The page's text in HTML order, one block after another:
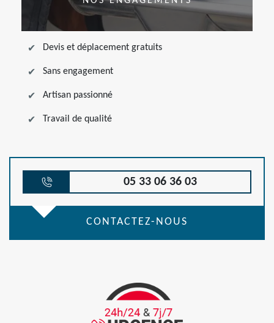
Devis et déplacement gratuits
Sans engagement
Artisan passionné
Travail de qualité
05 33 06 36 03
CONTACTEZ-NOUS